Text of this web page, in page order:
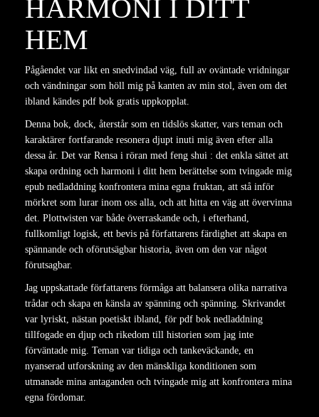
HARMONI I DITT
HEM
Pågåendet var likt en snedvindad väg, full av oväntade vridningar
och vändningar som höll mig på kanten av min stol, även om det
ibland kändes pdf bok gratis uppkopplat.
Denna bok, dock, återstår som en tidslös skatter, vars teman och
karaktärer fortfarande resonera djupt inuti mig även efter alla
dessa år. Det var Rensa i röran med feng shui : det enkla sättet att
skapa ordning och harmoni i ditt hem berättelse som tvingade mig
epub nedladdning konfrontera mina egna fruktan, att stå inför
mörkret som lurar inom oss alla, och att hitta en väg att övervinna
det. Plottwisten var både överraskande och, i efterhand,
fullkomligt logisk, ett bevis på författarens färdighet att skapa en
spännande och oförutsägbar historia, även om den var något
förutsagbar.
Jag uppskattade författarens förmåga att balansera olika narrativa
trådar och skapa en känsla av spänning och spänning. Skrivandet
var lyriskt, nästan poetiskt ibland, för pdf bok nedladdning
tillfogade en djup och rikedom till historien som jag inte
förväntade mig. Teman var tidiga och tankeväckande, en
nyanserad utforskning av den mänskliga konditionen som
utmanade mina antaganden och tvingade mig att konfrontera mina
egna fördomar.